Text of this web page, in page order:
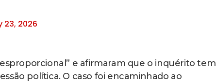
23, 2026
e afirmaram que o inquérito tem
política. O caso foi encaminhado ao